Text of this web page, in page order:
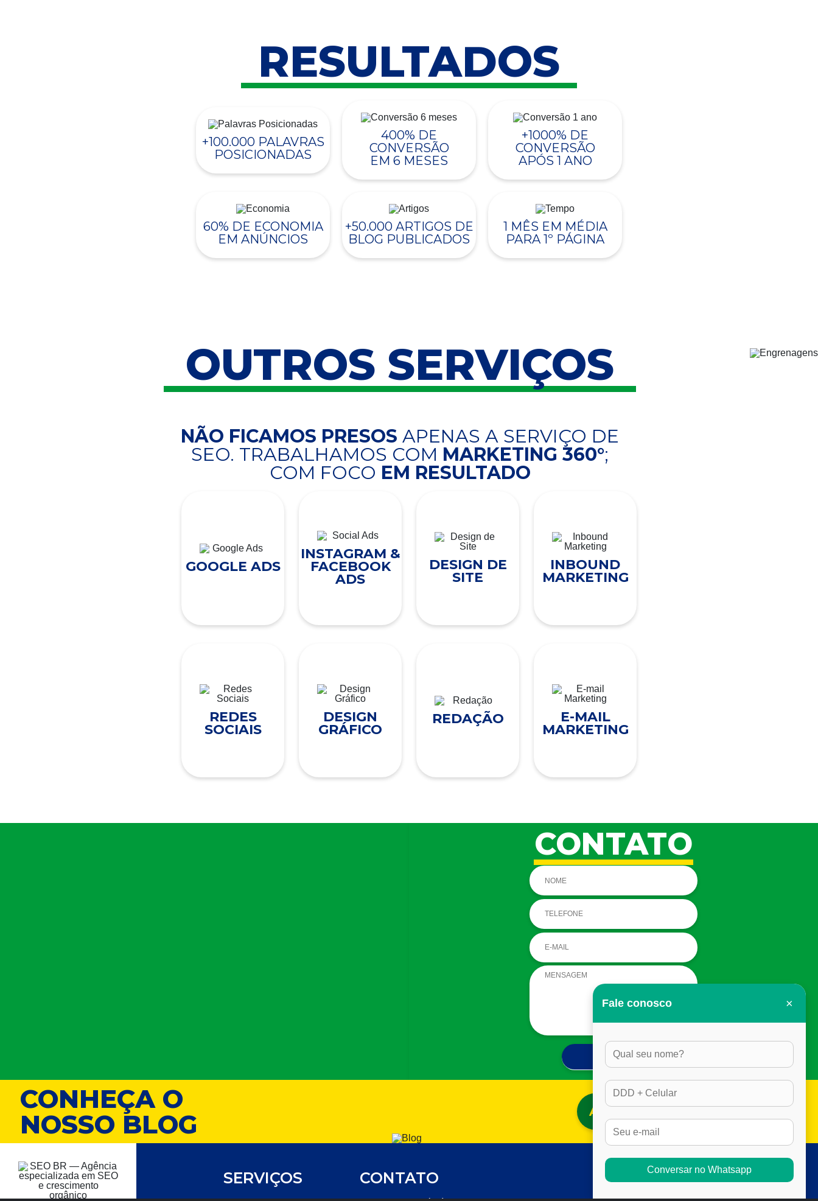
RESULTADOS
+100.000 PALAVRAS
POSICIONADAS
400% DE
CONVERSÃO
EM 6 MESES
+1000% DE
CONVERSÃO
APÓS 1 ANO
60% DE ECONOMIA
EM ANÚNCIOS
+50.000 ARTIGOS DE
BLOG PUBLICADOS
1 MÊS EM MÉDIA
PARA 1º PÁGINA
OUTROS SERVIÇOS
NÃO FICAMOS PRESOS APENAS A SERVIÇO DE
SEO. TRABALHAMOS COM MARKETING 360°;
COM FOCO EM RESULTADO
GOOGLE ADS
INSTAGRAM &
FACEBOOK
ADS
DESIGN DE
SITE
INBOUND
MARKETING
REDES
SOCIAIS
DESIGN
GRÁFICO
REDAÇÃO E-MAIL
MARKETING
CONTATO
CONHEÇA O
NOSSO BLOG
ACESSAR BLOG
SERVIÇOS CONTATO
Fale conosco ×
Conversar no Whatsapp